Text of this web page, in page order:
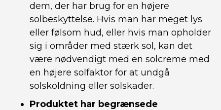
dem, der har brug for en højere
solbeskyttelse. Hvis man har meget lys
eller følsom hud, eller hvis man opholder
sig i områder med stærk sol, kan det
være nødvendigt med en solcreme med
en højere solfaktor for at undgå
solskoldning eller solskader.
Produktet har begrænsede